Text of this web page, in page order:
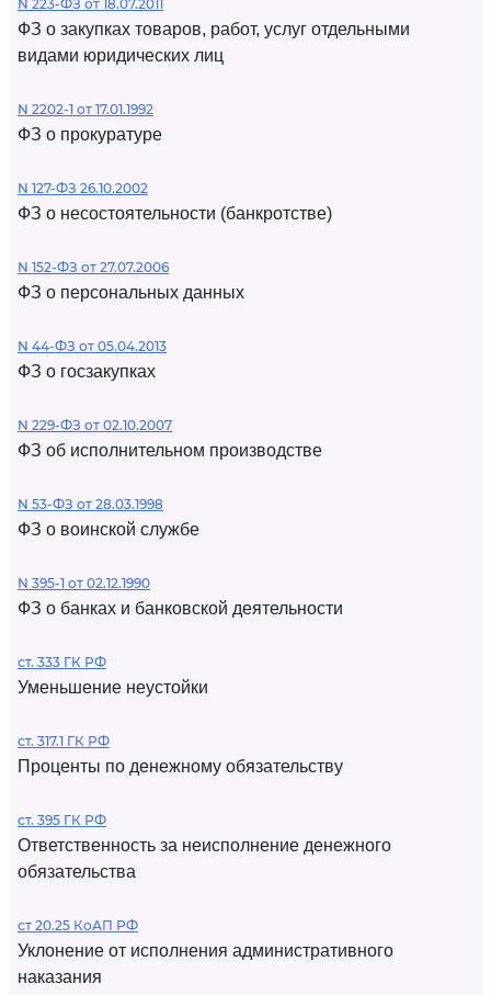
N 223-ФЗ от 18.07.2011
ФЗ о закупках товаров, работ, услуг отдельными
видами юридических лиц
N 2202-1 от 17.01.1992
ФЗ о прокуратуре
N 127-ФЗ 26.10.2002
ФЗ о несостоятельности (банкротстве)
N 152-ФЗ от 27.07.2006
ФЗ о персональных данных
N 44-ФЗ от 05.04.2013
ФЗ о госзакупках
N 229-ФЗ от 02.10.2007
ФЗ об исполнительном производстве
N 53-ФЗ от 28.03.1998
ФЗ о воинской службе
N 395-1 от 02.12.1990
ФЗ о банках и банковской деятельности
ст. 333 ГК РФ
Уменьшение неустойки
ст. 317.1 ГК РФ
Проценты по денежному обязательству
ст. 395 ГК РФ
Ответственность за неисполнение денежного
обязательства
ст 20.25 КоАП РФ
Уклонение от исполнения административного
наказания